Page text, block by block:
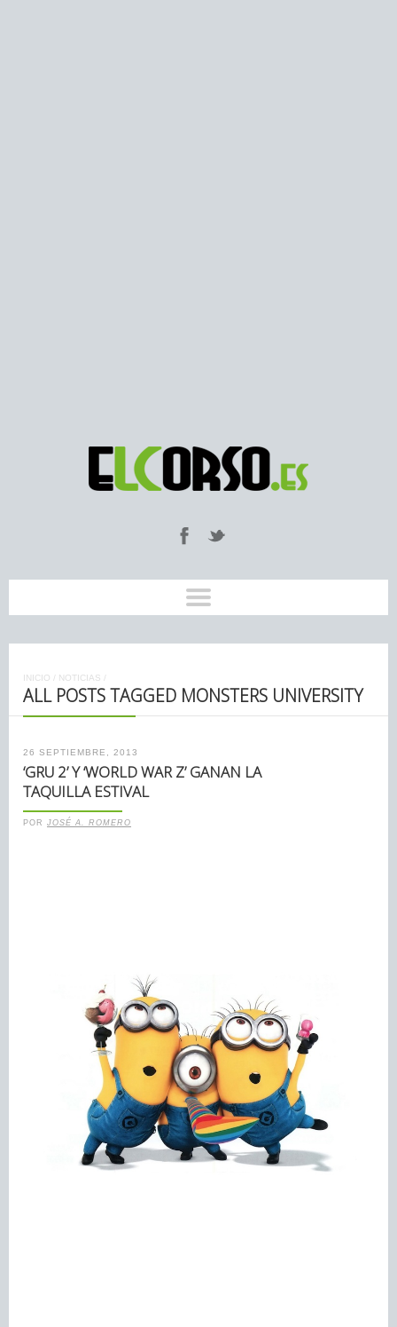
INICIO / NOTICIAS /
ALL POSTS TAGGED MONSTERS UNIVERSITY
26 SEPTIEMBRE, 2013
‘GRU 2’ Y ‘WORLD WAR Z’ GANAN LA
TAQUILLA ESTIVAL
POR JOSÉ A. ROMERO